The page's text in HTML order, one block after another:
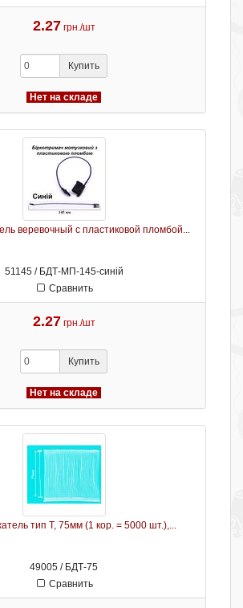
2.27 грн./шт
Купить
Нет на складе
веревочный с пластиковой пломбой...
51145 / БДТ-МП-145-синій
Сравнить
2.27 грн./шт
Купить
Нет на складе
тип Т, 75мм (1 кор. = 5000 шт.),...
49005 / БДТ-75
Сравнить